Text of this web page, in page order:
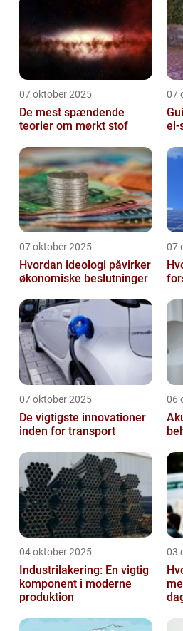
07 oktober 2025
De mest spændende
teorier om mørkt stof
07
el-
07 oktober 2025
Hvordan ideologi påvirker
økonomiske beslutninger
07
07 oktober 2025
De vigtigste innovationer
inden for transport
06
04 oktober 2025
Industrilakering: En vigtig
komponent i moderne
produktion
03